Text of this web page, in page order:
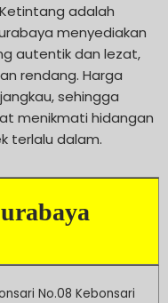
adalah
menyediakan
autentik dan lezat,
rendang. Harga
sehingga
menikmati hidangan
terlalu dalam.
No.08 Kebonsari